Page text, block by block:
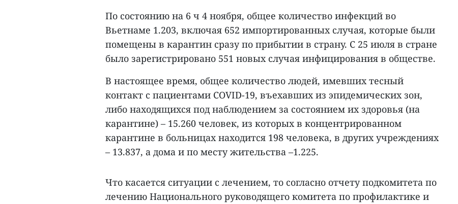
По состоянию на 6 ч 4 ноября, общее количество инфекций во
Вьетнаме 1.203, включая 652 импортированных случая, которые были
помещены в карантин сразу по прибытии в страну. С 25 июля в стране
было зарегистрировано 551 новых случая инфицирования в обществе.
В настоящее время, общее количество людей, имевших тесный
контакт с пациентами COVID-19, въехавших из эпидемических зон,
либо находящихся под наблюдением за состоянием их здоровья (на
карантине) – 15.260 человек, из которых в концентрированном
карантине в больницах находится 198 человека, в других учреждениях
– 13.837, а дома и по месту жительства –1.225.
Что касается ситуации с лечением, то согласно отчету подкомитета по
лечению Национального руководящего комитета по профилактике и